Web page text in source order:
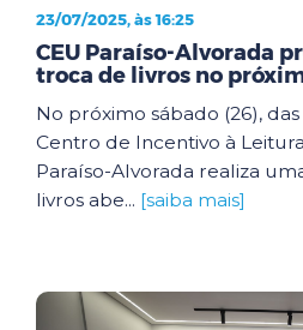
23/07/2025, às 16:25
CEU Paraíso-Alvorada
troca de livros no
No próximo sábado (26), das
Centro de Incentivo à
Paraíso-Alvorada realiza
livros abe... [saiba mais]